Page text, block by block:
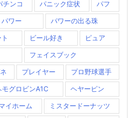
チンコ パニック症状 パフ
パワー パワーの出る珠
ビール好き ピュア
フェイスブック
プレイヤー プロ野球選手
モグロビンA1C ヘヤーピン
イホーム ミスタードーナッツ